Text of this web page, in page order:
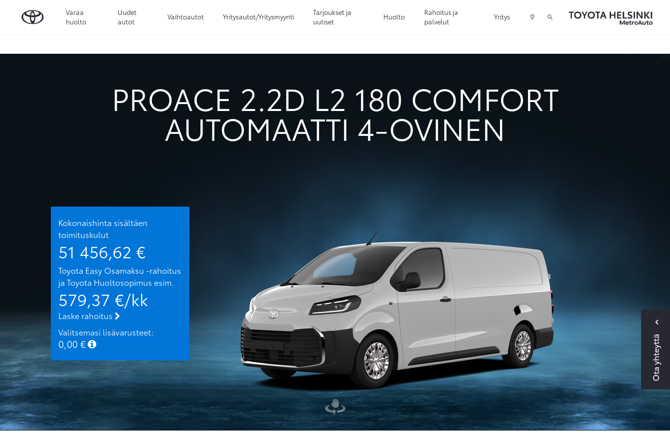
Varaa
huolto
Uudet
autot
Vaihtoautot Yritysautot/Yritysmyynti
Tarjoukset ja
uutiset
Huolto
Rahoitus ja
palvelut
Yritys
Ota yhteyttä
PROACE 2.2D L2 180 COMFORT
AUTOMAATTI 4-OVINEN
Kokonaishinta sisältäen
toimituskulut
51 456,62 €
Toyota Easy Osamaksu -rahoitus
ja Toyota Huoltosopimus esim.
579,37 €/kk
Laske rahoitus
Valitsemasi lisävarusteet:
0,00 €